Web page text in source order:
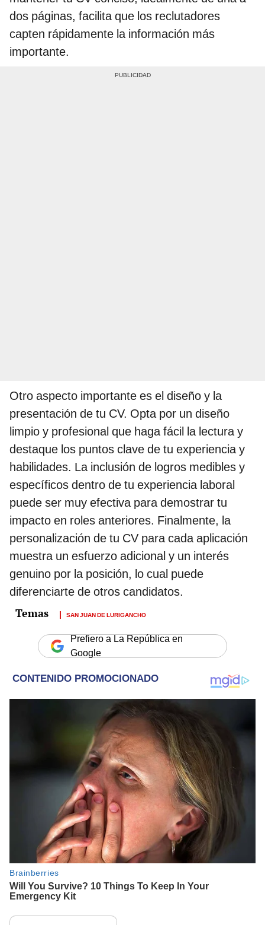
dos páginas, facilita que los reclutadores
capten rápidamente la información más
importante​​​​.
Otro aspecto importante es el diseño y la
presentación de tu CV. Opta por un diseño
limpio y profesional que haga fácil la lectura y
destaque los puntos clave de tu experiencia y
habilidades. La inclusión de logros medibles y
específicos dentro de tu experiencia laboral
puede ser muy efectiva para demostrar tu
impacto en roles anteriores. Finalmente, la
personalización de tu CV para cada aplicación
muestra un esfuerzo adicional y un interés
genuino por la posición, lo cual puede
diferenciarte de otros candidatos.
SAN JUAN DE LURIGANCHO
Prefiero a La República en
Google